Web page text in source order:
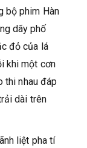
bộ phim Hàn
dãy phố
đỏ của lá
khi một cơn
thi nhau đáp
dài trên
liệt pha tí